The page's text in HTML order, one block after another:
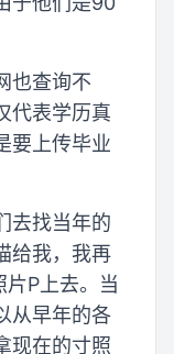
也查询不
代表学历真
要上传毕业
去找当年的
给我，我再
片P上去。当
从早年的各
现在的寸照